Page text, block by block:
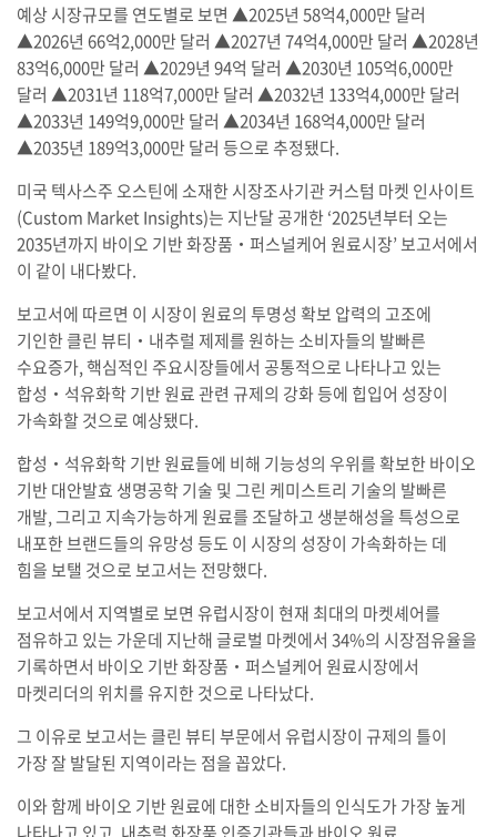
예상 시장규모를 연도별로 보면 ▲2025년 58억4,000만 달러
▲2026년 66억2,000만 달러 ▲2027년 74억4,000만 달러 ▲2028년
83억6,000만 달러 ▲2029년 94억 달러 ▲2030년 105억6,000만
달러 ▲2031년 118억7,000만 달러 ▲2032년 133억4,000만 달러
▲2033년 149억9,000만 달러 ▲2034년 168억4,000만 달러
▲2035년 189억3,000만 달러 등으로 추정됐다.
미국 텍사스주 오스틴에 소재한 시장조사기관 커스텀 마켓 인사이트
(Custom Market Insights)는 지난달 공개한 ‘2025년부터 오는
2035년까지 바이오 기반 화장품‧퍼스널케어 원료시장’ 보고서에서
이 같이 내다봤다.
보고서에 따르면 이 시장이 원료의 투명성 확보 압력의 고조에
기인한 클린 뷰티‧내추럴 제제를 원하는 소비자들의 발빠른
수요증가, 핵심적인 주요시장들에서 공통적으로 나타나고 있는
합성‧석유화학 기반 원료 관련 규제의 강화 등에 힙입어 성장이
가속화할 것으로 예상됐다.
합성‧석유화학 기반 원료들에 비해 기능성의 우위를 확보한 바이오
기반 대안발효 생명공학 기술 및 그린 케미스트리 기술의 발빠른
개발, 그리고 지속가능하게 원료를 조달하고 생분해성을 특성으로
내포한 브랜드들의 유망성 등도 이 시장의 성장이 가속화하는 데
힘을 보탤 것으로 보고서는 전망했다.
보고서에서 지역별로 보면 유럽시장이 현재 최대의 마켓셰어를
점유하고 있는 가운데 지난해 글로벌 마켓에서 34%의 시장점유율을
기록하면서 바이오 기반 화장품‧퍼스널케어 원료시장에서
마켓리더의 위치를 유지한 것으로 나타났다.
그 이유로 보고서는 클린 뷰티 부문에서 유럽시장이 규제의 틀이
가장 잘 발달된 지역이라는 점을 꼽았다.
이와 함께 바이오 기반 원료에 대한 소비자들의 인식도가 가장 높게